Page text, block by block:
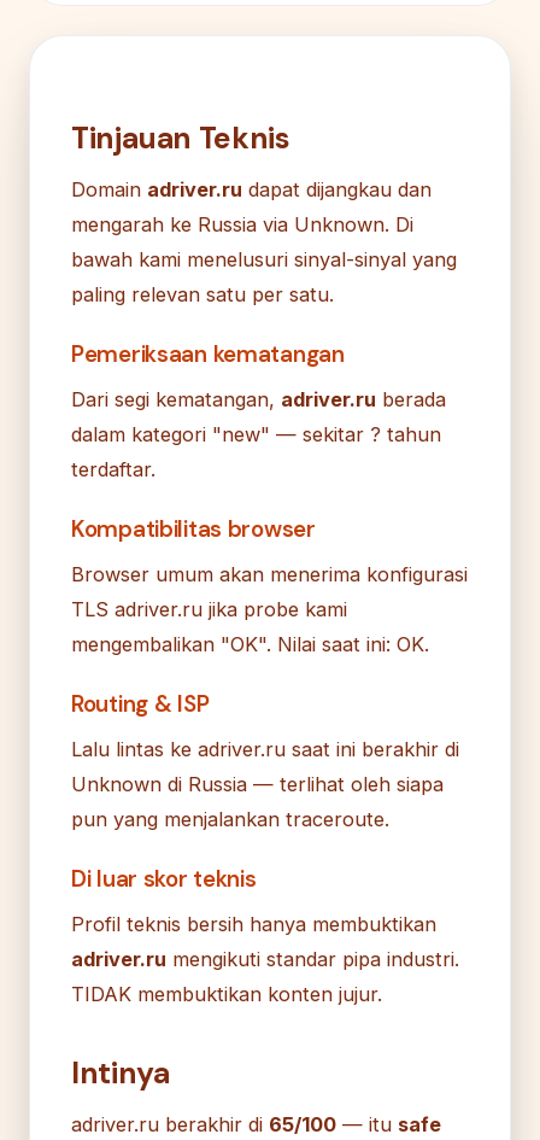
Tinjauan Teknis
Domain adriver.ru dapat dijangkau dan
mengarah ke Russia via Unknown. Di
bawah kami menelusuri sinyal-sinyal yang
paling relevan satu per satu.
Pemeriksaan kematangan
Dari segi kematangan, adriver.ru berada
dalam kategori "new" — sekitar ? tahun
terdaftar.
Kompatibilitas browser
Browser umum akan menerima konfigurasi
TLS adriver.ru jika probe kami
mengembalikan "OK". Nilai saat ini: OK.
Routing & ISP
Lalu lintas ke adriver.ru saat ini berakhir di
Unknown di Russia — terlihat oleh siapa
pun yang menjalankan traceroute.
Di luar skor teknis
Profil teknis bersih hanya membuktikan
adriver.ru mengikuti standar pipa industri.
TIDAK membuktikan konten jujur.
Intinya
adriver.ru berakhir di 65/100 — itu safe